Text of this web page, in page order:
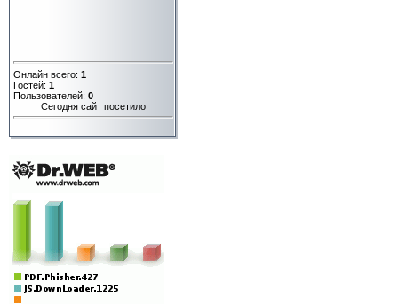
Онлайн всего: 1
Гостей: 1
Пользователей: 0
Сегодня сайт посетило